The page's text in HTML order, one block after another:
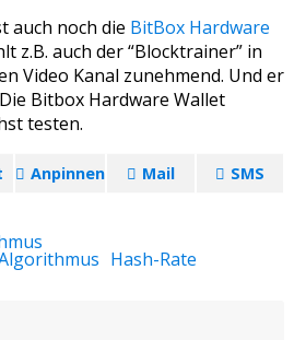
auch noch die BitBox Hardware
z.B. auch der “Blocktrainer” in
Video Kanal zunehmend. Und er
Bitbox Hardware Wallet
testen.
Anpinnen Mail SMS
Hash-Rate